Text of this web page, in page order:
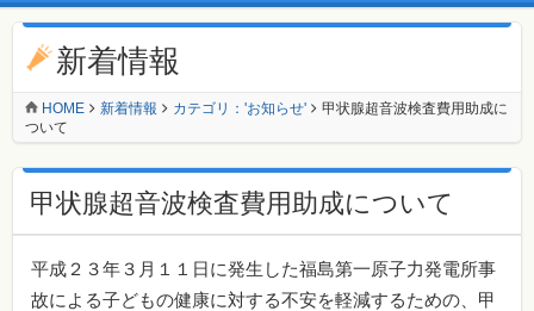
新着情報
HOME 新着情報 カテゴリ：'お知らせ'
甲状腺超音波検査費用助成に
ついて
甲状腺超音波検査費用助成について
平成２３年３月１１日に発生した福島第一原子力発電所事
故による子どもの健康に対する不安を軽減するための、甲